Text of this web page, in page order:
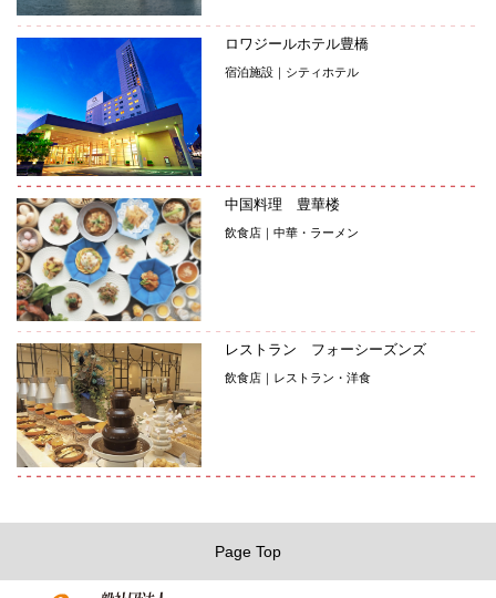
ロワジールホテル豊橋
宿泊施設｜シティホテル
中国料理 豊華楼
飲食店｜中華・ラーメン
レストラン フォーシーズンズ
飲食店｜レストラン・洋食
Page Top